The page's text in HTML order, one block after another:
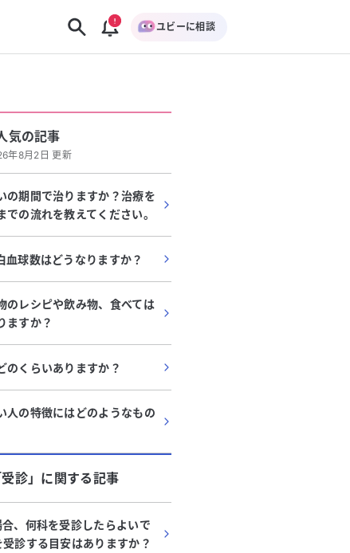
ユビーに相談
気の記事
年8月2日 更新
の期間で治りますか？治療を
での流れを教えてください。
血球数はどうなりますか？
のレシピや飲み物、食べては
ますか？
のくらいありますか？
人の特徴にはどのようなもの
受診」に関する記事
、何科を受診したらよいで
診する目安はありますか？